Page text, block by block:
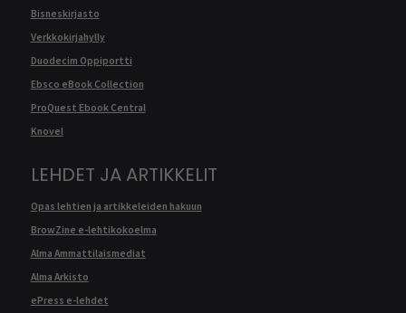
Bisneskirjasto
Verkkokirjahylly
Duodecim Oppiportti
Ebsco eBook Collection
ProQuest Ebook Central
Knovel
LEHDET JA ARTIKKELIT
Opas lehtien ja artikkeleiden hakuun
BrowZine e-lehtikokoelma
Alma Ammattilaismediat
Alma Arkisto
ePress e-lehdet